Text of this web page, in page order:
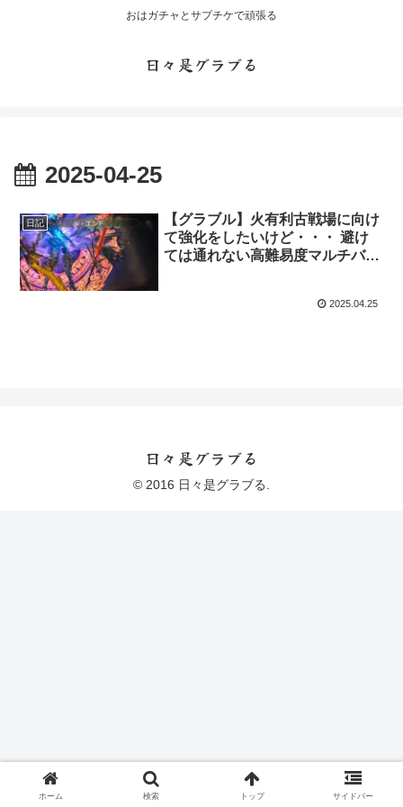
おはガチャとサプチケで頑張る
日々是グラブる
2025-04-25
日記
【グラブル】火有利古戦場に向け
て強化をしたいけど・・・ 避け
ては通れない高難易度マルチバト
2025.04.25
日々是グラブる
© 2016 日々是グラブる.
ホーム 検索 トップ サイドバー